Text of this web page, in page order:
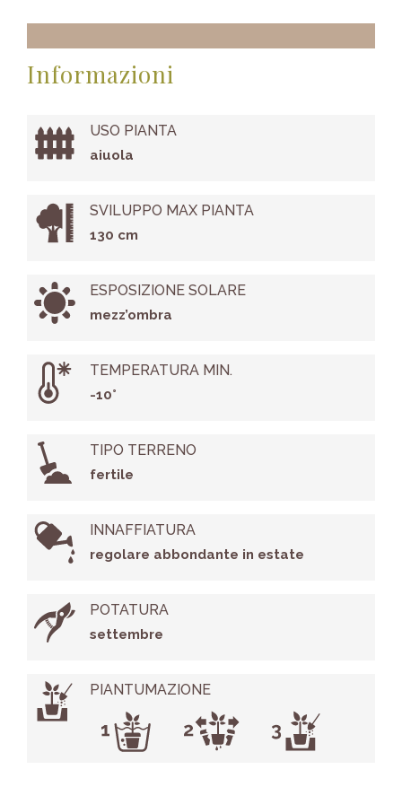
Informazioni
USO PIANTA
aiuola
SVILUPPO MAX PIANTA
130 cm
ESPOSIZIONE SOLARE
mezz’ombra
TEMPERATURA MIN.
-10°
TIPO TERRENO
fertile
INNAFFIATURA
regolare abbondante in estate
POTATURA
settembre
PIANTUMAZIONE